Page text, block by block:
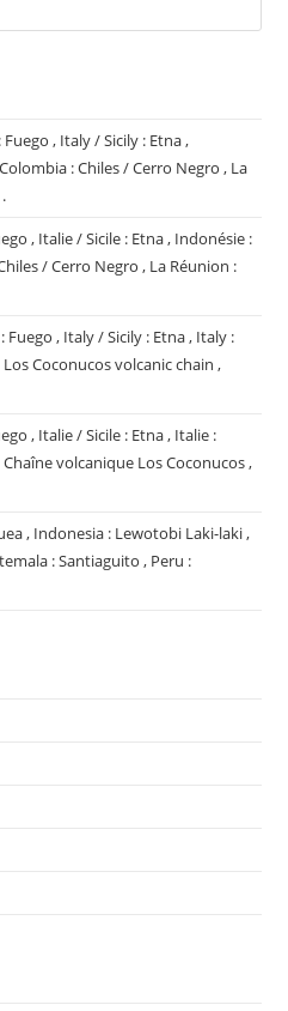
, Italy / Sicily : Etna ,
: Chiles / Cerro Negro , La
, Italie / Sicile : Etna , Indonésie :
/ Cerro Negro , La Réunion :
Fuego , Italy / Sicily : Etna , Italy :
Coconucos volcanic chain ,
, Italie / Sicile : Etna , Italie :
volcanique Los Coconucos ,
, Indonesia : Lewotobi Laki-laki ,
: Santiaguito , Peru :